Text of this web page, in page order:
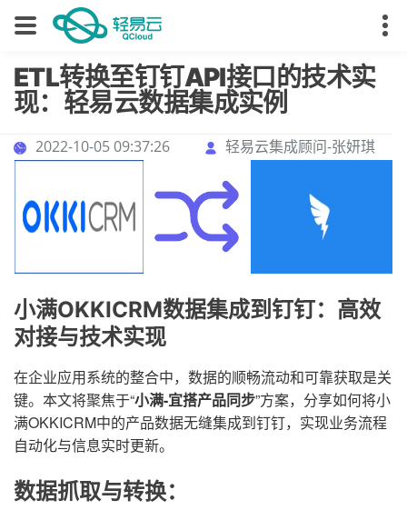
ETL转换至钉钉API接口的技术实
现：轻易云数据集成实例
2022-10-05 09:37:26 轻易云集成顾问-张妍琪
小满OKKICRM数据集成到钉钉：高效
对接与技术实现
在企业应用系统的整合中，数据的顺畅流动和可靠获取是关
键。本文将聚焦于“小满-宜搭产品同步”方案，分享如何将小
满OKKICRM中的产品数据无缝集成到钉钉，实现业务流程
自动化与信息实时更新。
数据抓取与转换：